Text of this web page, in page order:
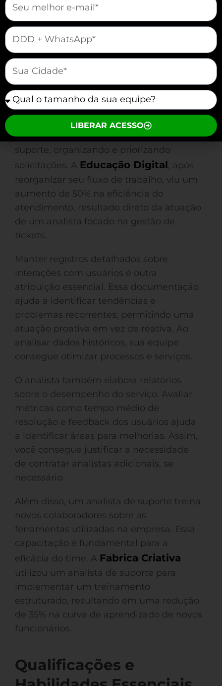
diversas funções que são vitais para a
manutenção da eficiência operacional. É
importante que ele forneça suporte
técnico para resolver problemas
relacionados a hardware e software,
garantindo que os funcionários possam
trabalhar sem interrupções.
Além disso, o analista gerencia tickets de
suporte, organizando e priorizando
solicitações. A Educação Digital, após
reorganizar seu fluxo de trabalho, viu um
aumento de 50% na eficiência do
atendimento, resultado direto da atuação
de um analista focado na gestão de
tickets.
Manter registros detalhados sobre
interações com usuários é outra
atribuição essencial. Essa documentação
ajuda a identificar tendências e
problemas recorrentes, permitindo uma
atuação proativa em vez de reativa. Ao
analisar dados históricos, sua equipe
consegue otimizar processos e serviços.
O analista também elabora relatórios
sobre o desempenho do serviço. Avaliar
métricas como tempo médio de
resolução e feedback dos usuários ajuda
a identificar áreas para melhorias. Assim,
você consegue justificar a necessidade
de contratar analistas adicionais, se
necessário.
Além disso, um analista de suporte treina
novos colaboradores sobre as
ferramentas utilizadas na empresa. Essa
capacitação é fundamental para a
eficácia do time. A Fabrica Criativa
utilizou um analista de suporte para
implementar um treinamento
estruturado, resultando em uma redução
de 35% na curva de aprendizado de novos
funcionários.
Qualificações e
mauticform[telefone]
mauticform[cidade]
mauticform[equipe]
LIBERAR ACESSO